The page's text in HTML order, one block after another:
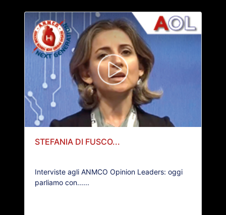
STEFANIA DI FUSCO...
Interviste agli ANMCO Opinion Leaders: oggi
parliamo con......